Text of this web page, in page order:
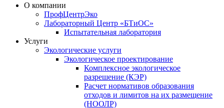
О компании
ПрофЦентрЭко
Лабораторный Центр «БТиОС»
Испытательная лаборатория
Услуги
Экологические услуги
Экологическое проектирование
Комплексное экологическое
разрешение (КЭР)
Расчет нормативов образования
отходов и лимитов на их размещение
(НООЛР)